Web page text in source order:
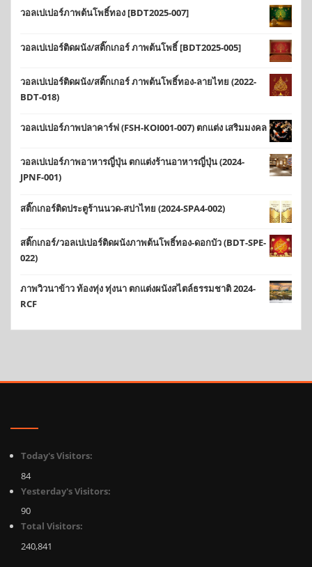
วอลเปเปอร์ภาพต้นโพธิ์ทอง [BDT2025-007]
วอลเปเปอร์ติดผนัง/สติ๊กเกอร์ ภาพต้นโพธิ์ [BDT2025-005]
วอลเปเปอร์ติดผนัง/สติ๊กเกอร์ ภาพต้นโพธิ์ทอง-ลายไทย (2022-
BDT-018)
วอลเปเปอร์ภาพปลาคาร์ฟ (FSH-KOI001-007) ตกแต่ง เสริมมงคล
วอลเปเปอร์ภาพอาหารญี่ปุ่น ตกแต่งร้านอาหารญี่ปุ่น (2024-
JPNF-001)
สติ๊กเกอร์ติดประตูร้านนวด-สปาไทย (2024-SPA4-002)
สติ๊กเกอร์/วอลเปเปอร์ติดผนังภาพต้นโพธิ์ทอง-ดอกบัว (BDT-SPE-
022)
ภาพวิวนาข้าว ท้องทุ่ง ทุ่งนา ตกแต่งผนังสไตล์ธรรมชาติ 2024-
RCF
Today's Visitors:
84
Yesterday's Visitors:
90
Total Visitors:
240,841